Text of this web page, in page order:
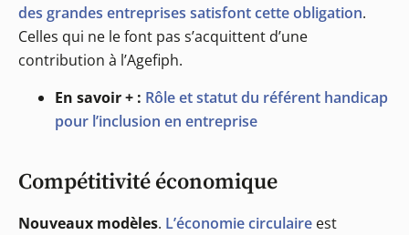
des grandes entreprises satisfont cette obligation.
Celles qui ne le font pas s’acquittent d’une
contribution à l’Agefiph.
En savoir + : Rôle et statut du référent handicap
pour l’inclusion en entreprise
Compétitivité économique
Nouveaux modèles. L’économie circulaire est